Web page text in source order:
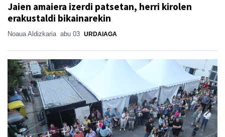
Jaien amaiera izerdi patsetan, herri kirolen
erakustaldi bikainarekin
Noaua Aldizkaria abu 03 URDAIAGA